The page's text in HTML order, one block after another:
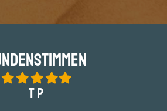
Filled
star
Filled
star
Filled
star
Filled
star
Filled
star
T P